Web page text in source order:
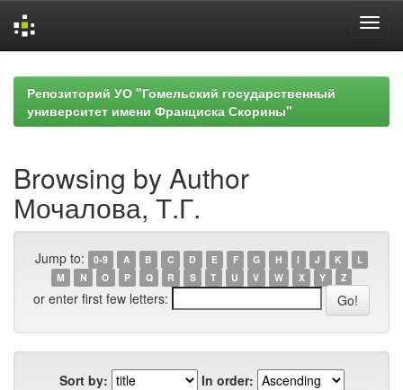
navigationРепозиторий УО "Гомельский государственный
университет имени Франциска Скорины"
Browsing by Author
Мочалова, Т.Г.
Jump to: 0-9 A B C D E F G H I J K
L
M
N O P Q R S T U V W X Y Z
or enter first few letters:
Sort by:
In order: